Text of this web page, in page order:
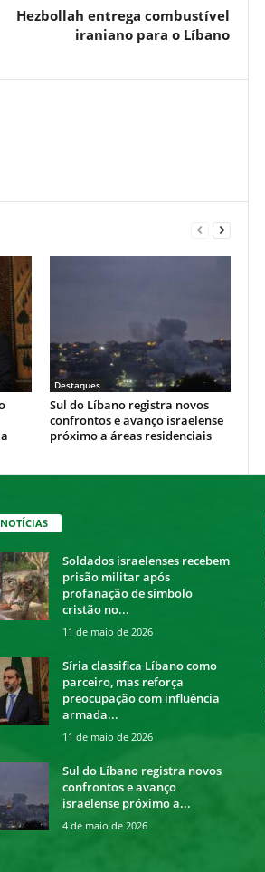
Hezbollah entrega combustível
iraniano para o Líbano
Destaques
Sul do Líbano registra novos
confrontos e avanço israelense
próximo a áreas residenciais
Soldados israelenses recebem
prisão militar após
profanação de símbolo
cristão no...
11 de maio de 2026
Síria classifica Líbano como
parceiro, mas reforça
preocupação com influência
armada...
11 de maio de 2026
Sul do Líbano registra novos
confrontos e avanço
israelense próximo a...
4 de maio de 2026